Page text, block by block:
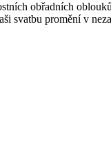
obřadních
svatbu promění v